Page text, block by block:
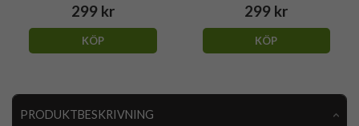
299 kr
KÖP
299 kr
KÖP
PRODUKTBESKRIVNING